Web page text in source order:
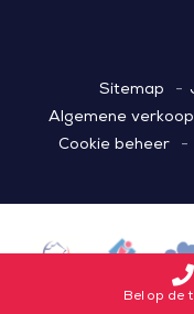
Bel op de
Sitemap
Algemene
Cookie beheer